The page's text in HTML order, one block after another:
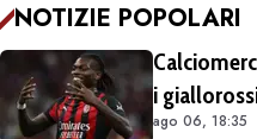
NOTIZIE POPOLARI
i
situazioni
ago 06, 18:35